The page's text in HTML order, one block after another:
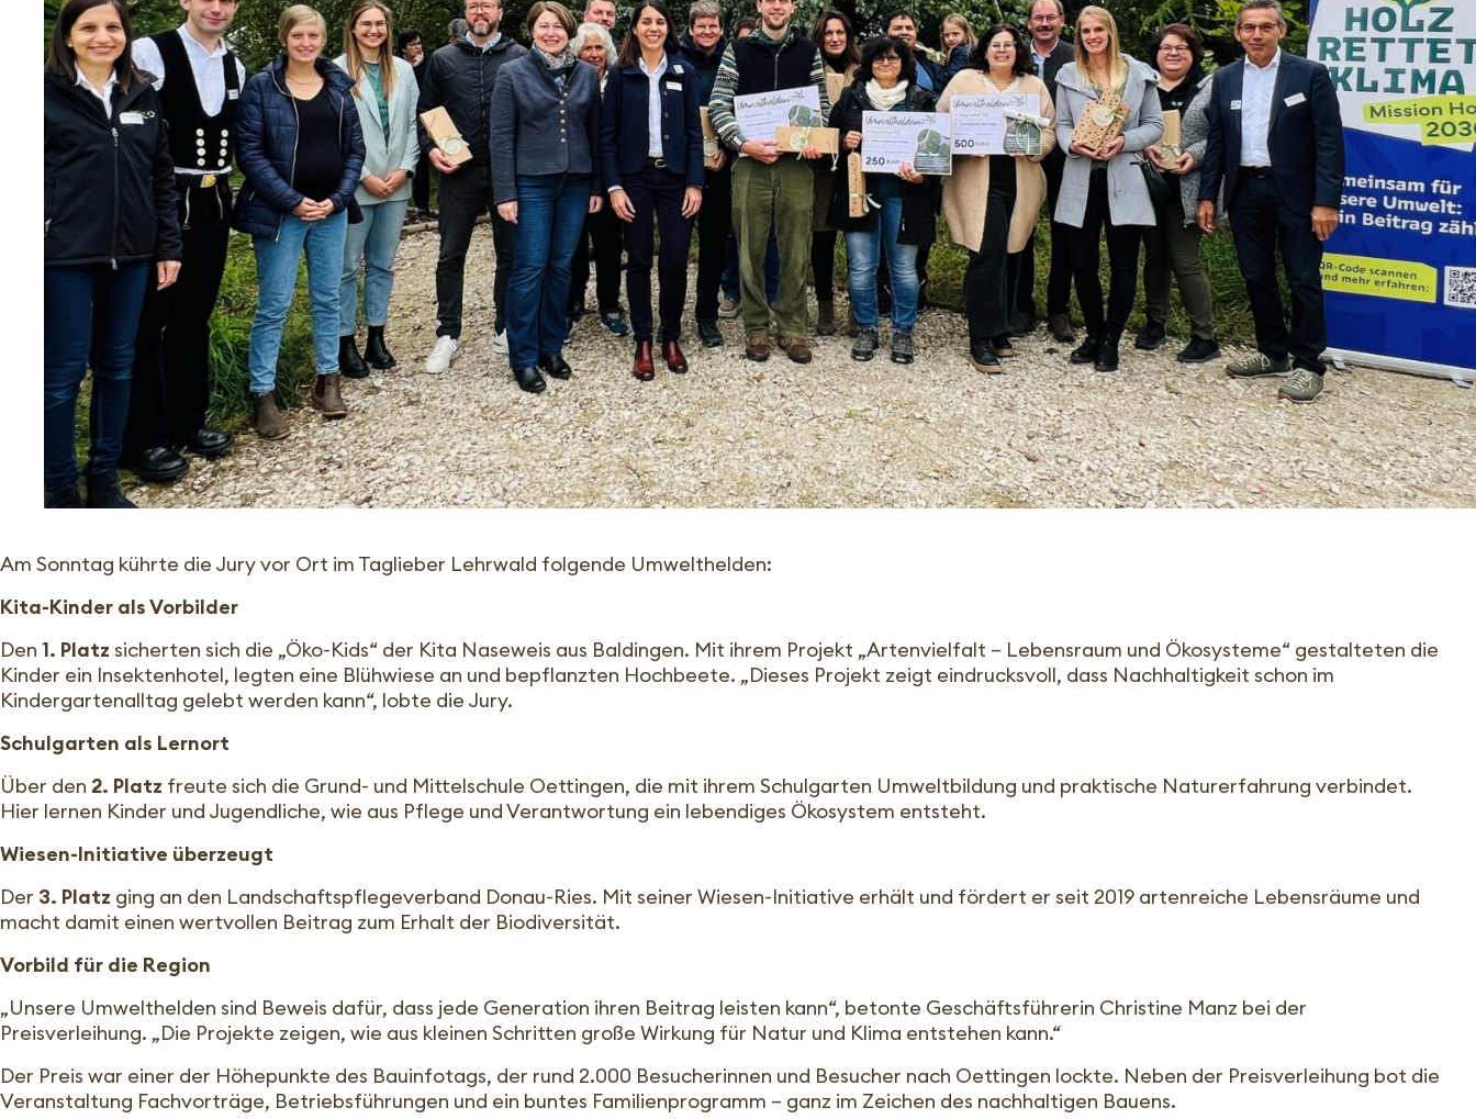
Am Sonntag kührte die Jury vor Ort im Taglieber Lehrwald folgende Umwelthelden:
Kita-Kinder als Vorbilder
Den 1. Platz sicherten sich die „Öko-Kids“ der Kita Naseweis aus Baldingen. Mit ihrem Projekt „Artenvielfalt – Lebensraum und Ökosysteme“ gestalteten die
Kinder ein Insektenhotel, legten eine Blühwiese an und bepflanzten Hochbeete. „Dieses Projekt zeigt eindrucksvoll, dass Nachhaltigkeit schon im
Kindergartenalltag gelebt werden kann“, lobte die Jury.
Schulgarten als Lernort
Über den 2. Platz freute sich die Grund- und Mittelschule Oettingen, die mit ihrem Schulgarten Umweltbildung und praktische Naturerfahrung verbindet.
Hier lernen Kinder und Jugendliche, wie aus Pflege und Verantwortung ein lebendiges Ökosystem entsteht.
Wiesen-Initiative überzeugt
Der 3. Platz ging an den Landschaftspflegeverband Donau-Ries. Mit seiner Wiesen-Initiative erhält und fördert er seit 2019 artenreiche Lebensräume und
macht damit einen wertvollen Beitrag zum Erhalt der Biodiversität.
Vorbild für die Region
„Unsere Umwelthelden sind Beweis dafür, dass jede Generation ihren Beitrag leisten kann“, betonte Geschäftsführerin Christine Manz bei der
Preisverleihung. „Die Projekte zeigen, wie aus kleinen Schritten große Wirkung für Natur und Klima entstehen kann.“
Der Preis war einer der Höhepunkte des Bauinfotags, der rund 2.000 Besucherinnen und Besucher nach Oettingen lockte. Neben der Preisverleihung bot die
Veranstaltung Fachvorträge, Betriebsführungen und ein buntes Familienprogramm – ganz im Zeichen des nachhaltigen Bauens.